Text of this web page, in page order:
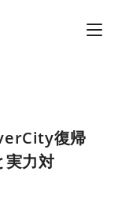
復帰
実力対